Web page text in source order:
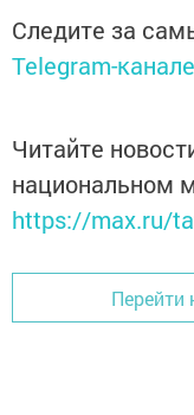
Следите за
Telegram-канале
Читайте
национальном
https://max.ru/
Перейти